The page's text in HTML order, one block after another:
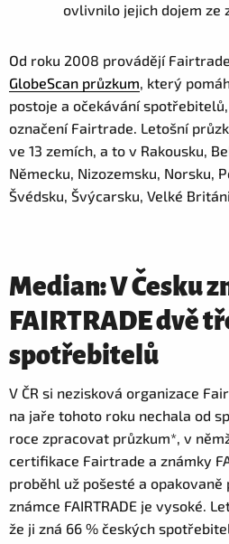
ovlivnilo jejich dojem ze
Od roku 2008 provádějí
GlobeScan průzkum, který
postoje a očekávání
označení Fairtrade. Letošní
ve 13 zemích, a to v Rakousku,
Německu, Nizozemsku, Norsku,
Švédsku, Švýcarsku, Velké
Median: V Česku
FAIRTRADE dvě
spotřebitelů
V ČR si nezisková organizace
na jaře tohoto roku nechala od
roce zpracovat průzkum*, v
certifikace Fairtrade a známky
proběhl už pošesté a
známce FAIRTRADE je vysoké.
že ji zná 66 % českých